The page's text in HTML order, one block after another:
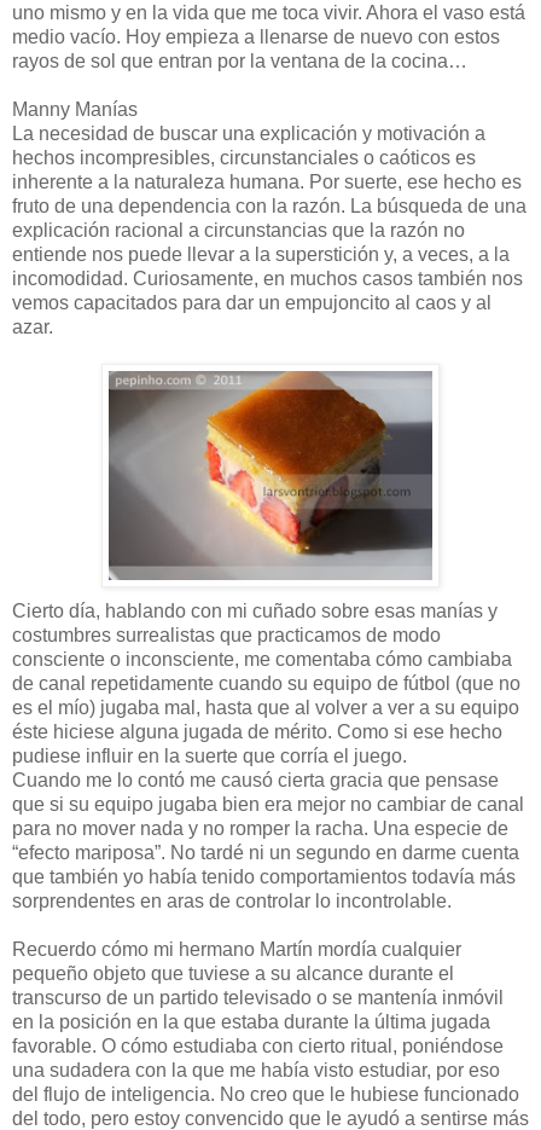
uno mismo y en la vida que me toca vivir. Ahora el vaso está
medio vacío. Hoy empieza a llenarse de nuevo con estos
rayos de sol que entran por la ventana de la cocina…
Manny Manías
La necesidad de buscar una explicación y motivación a
hechos incompresibles, circunstanciales o caóticos es
inherente a la naturaleza humana. Por suerte, ese hecho es
fruto de una dependencia con la razón. La búsqueda de una
explicación racional a circunstancias que la razón no
entiende nos puede llevar a la superstición y, a veces, a la
incomodidad. Curiosamente, en muchos casos también nos
vemos capacitados para dar un empujoncito al caos y al
azar.
Cierto día, hablando con mi cuñado sobre esas manías y
costumbres surrealistas que practicamos de modo
consciente o inconsciente, me comentaba cómo cambiaba
de canal repetidamente cuando su equipo de fútbol (que no
es el mío) jugaba mal, hasta que al volver a ver a su equipo
éste hiciese alguna jugada de mérito. Como si ese hecho
pudiese influir en la suerte que corría el juego.
Cuando me lo contó me causó cierta gracia que pensase
que si su equipo jugaba bien era mejor no cambiar de canal
para no mover nada y no romper la racha. Una especie de
“efecto mariposa”. No tardé ni un segundo en darme cuenta
que también yo había tenido comportamientos todavía más
sorprendentes en aras de controlar lo incontrolable.
Recuerdo cómo mi hermano Martín mordía cualquier
pequeño objeto que tuviese a su alcance durante el
transcurso de un partido televisado o se mantenía inmóvil
en la posición en la que estaba durante la última jugada
favorable. O cómo estudiaba con cierto ritual, poniéndose
una sudadera con la que me había visto estudiar, por eso
del flujo de inteligencia. No creo que le hubiese funcionado
del todo, pero estoy convencido que le ayudó a sentirse más